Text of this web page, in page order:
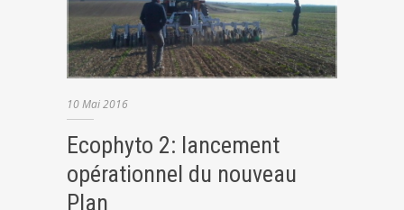
10Mai2016
Ecophyto 2: lancement
opérationnel du nouveau
Plan